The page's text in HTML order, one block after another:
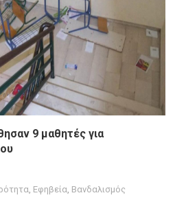
9 μαθητές για
Εφηβεία Βανδαλισμός